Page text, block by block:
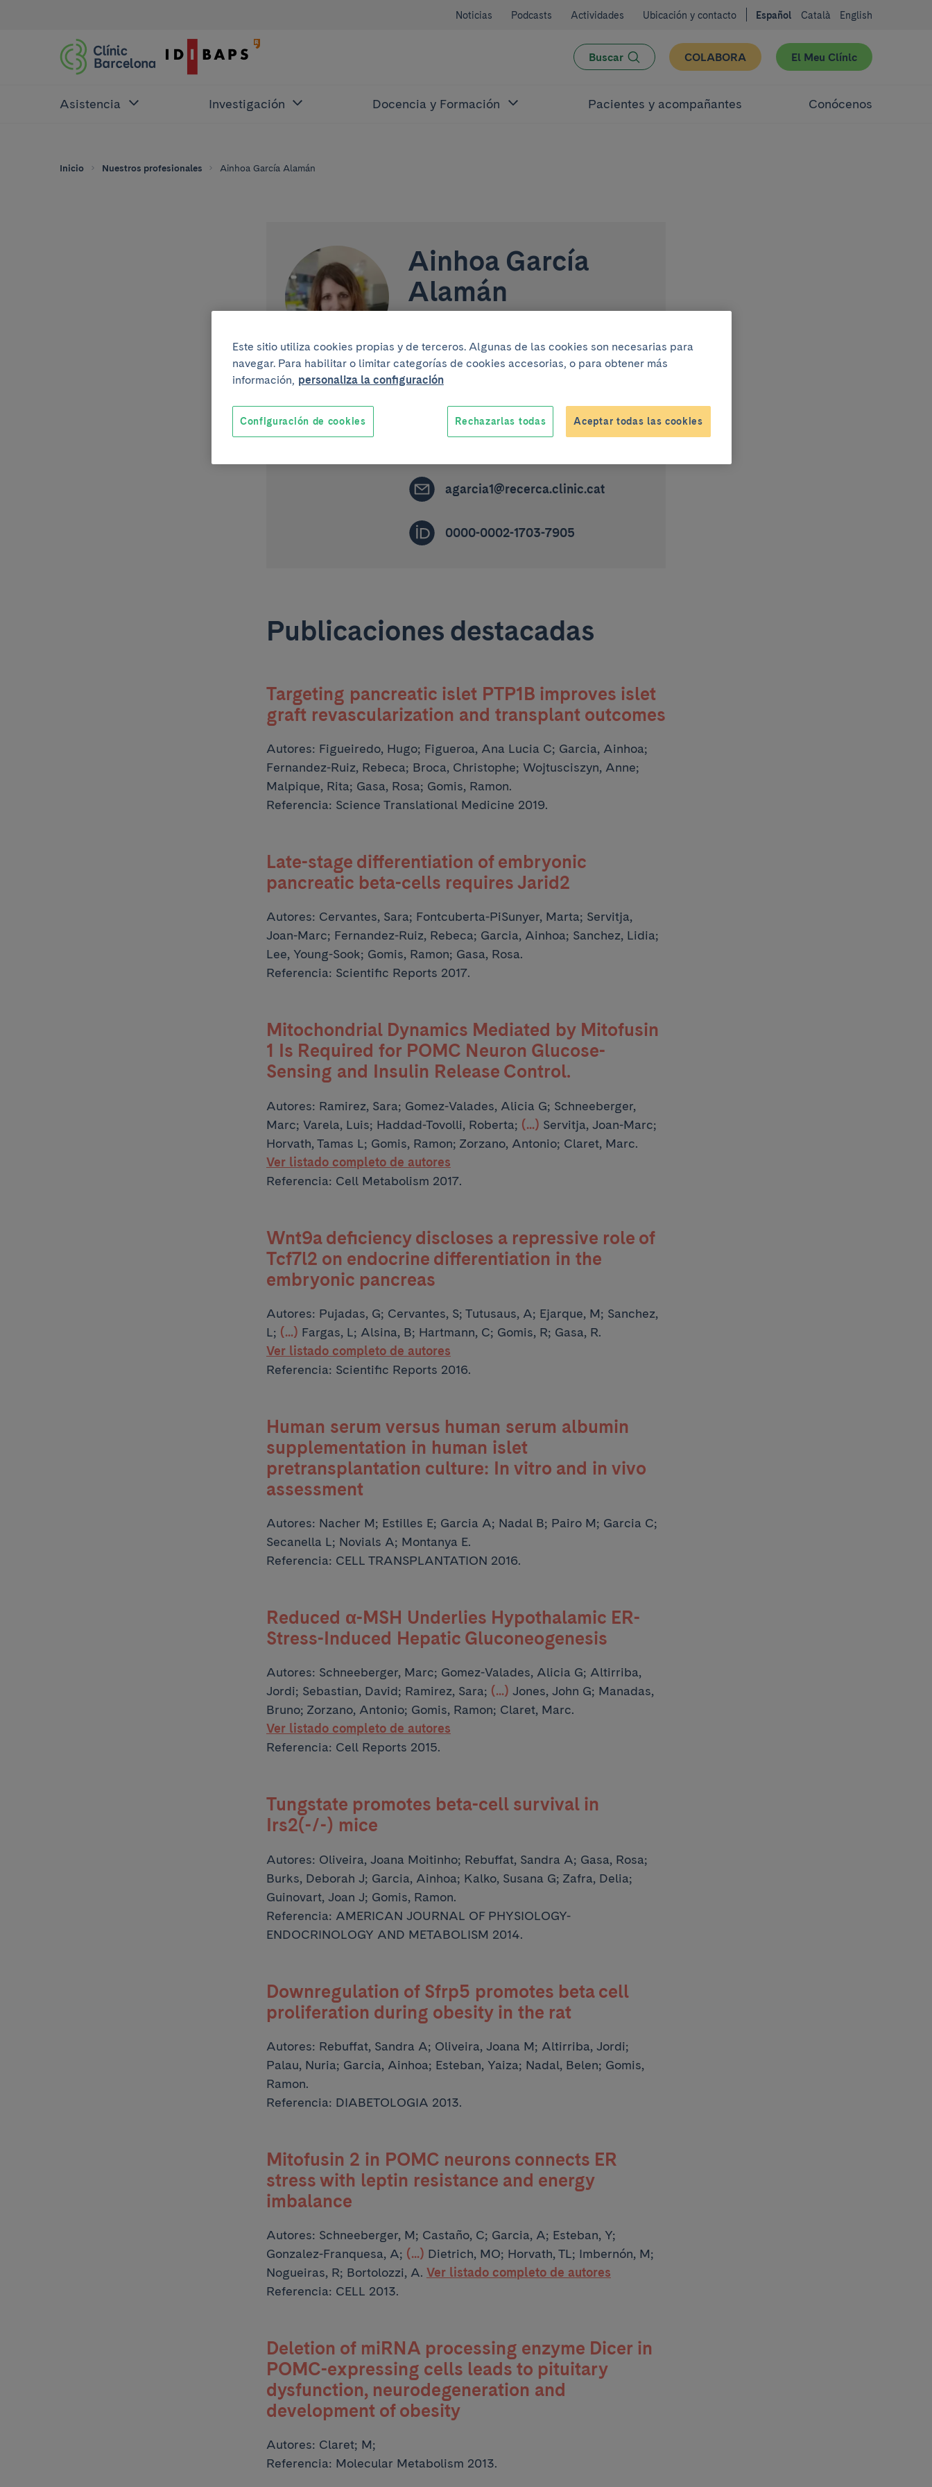
Noticias Podcasts Actividades Ubicación y contacto Español Català English
Buscar COLABORA El Meu Clínic
Asistencia Investigación Docencia y Formación Pacientes y acompañantes Conócenos
Inicio Nuestros profesionales Ainhoa García Alamán
Ainhoa García
Alamán
Grupo de investigación
lípidos y obesidad
agarcia1@recerca.clinic.cat
0000-0002-1703-7905
Publicaciones destacadas
Targeting pancreatic islet PTP1B improves islet
graft revascularization and transplant outcomes
Autores: Figueiredo, Hugo; Figueroa, Ana Lucia C; Garcia, Ainhoa;
Fernandez-Ruiz, Rebeca; Broca, Christophe; Wojtusciszyn, Anne;
Malpique, Rita; Gasa, Rosa; Gomis, Ramon.
Referencia: Science Translational Medicine 2019.
Late-stage differentiation of embryonic
pancreatic beta-cells requires Jarid2
Autores: Cervantes, Sara; Fontcuberta-PiSunyer, Marta; Servitja,
Joan-Marc; Fernandez-Ruiz, Rebeca; Garcia, Ainhoa; Sanchez, Lidia;
Lee, Young-Sook; Gomis, Ramon; Gasa, Rosa.
Referencia: Scientific Reports 2017.
Mitochondrial Dynamics Mediated by Mitofusin
1 Is Required for POMC Neuron Glucose-
Sensing and Insulin Release Control.
Autores: Ramirez, Sara; Gomez-Valades, Alicia G; Schneeberger,
Marc; Varela, Luis; Haddad-Tovolli, Roberta; (...) Servitja, Joan-Marc;
Horvath, Tamas L; Gomis, Ramon; Zorzano, Antonio; Claret, Marc.
Ver listado completo de autores
Referencia: Cell Metabolism 2017.
Wnt9a deficiency discloses a repressive role of
Tcf7l2 on endocrine differentiation in the
embryonic pancreas
Autores: Pujadas, G; Cervantes, S; Tutusaus, A; Ejarque, M; Sanchez,
L; (...) Fargas, L; Alsina, B; Hartmann, C; Gomis, R; Gasa, R.
Ver listado completo de autores
Referencia: Scientific Reports 2016.
Human serum versus human serum albumin
supplementation in human islet
pretransplantation culture: In vitro and in vivo
assessment
Autores: Nacher M; Estilles E; Garcia A; Nadal B; Pairo M; Garcia C;
Secanella L; Novials A; Montanya E.
Referencia: CELL TRANSPLANTATION 2016.
Reduced α-MSH Underlies Hypothalamic ER-
Stress-Induced Hepatic Gluconeogenesis
Autores: Schneeberger, Marc; Gomez-Valades, Alicia G; Altirriba,
Jordi; Sebastian, David; Ramirez, Sara; (...) Jones, John G; Manadas,
Bruno; Zorzano, Antonio; Gomis, Ramon; Claret, Marc.
Ver listado completo de autores
Referencia: Cell Reports 2015.
Tungstate promotes beta-cell survival in
Irs2(-/-) mice
Autores: Oliveira, Joana Moitinho; Rebuffat, Sandra A; Gasa, Rosa;
Burks, Deborah J; Garcia, Ainhoa; Kalko, Susana G; Zafra, Delia;
Guinovart, Joan J; Gomis, Ramon.
Referencia: AMERICAN JOURNAL OF PHYSIOLOGY-
ENDOCRINOLOGY AND METABOLISM 2014.
Downregulation of Sfrp5 promotes beta cell
proliferation during obesity in the rat
Autores: Rebuffat, Sandra A; Oliveira, Joana M; Altirriba, Jordi;
Palau, Nuria; Garcia, Ainhoa; Esteban, Yaiza; Nadal, Belen; Gomis,
Ramon.
Referencia: DIABETOLOGIA 2013.
Mitofusin 2 in POMC neurons connects ER
stress with leptin resistance and energy
imbalance
Autores: Schneeberger, M; Castaño, C; Garcia, A; Esteban, Y;
Gonzalez-Franquesa, A; (...) Dietrich, MO; Horvath, TL; Imbernón, M;
Nogueiras, R; Bortolozzi, A. Ver listado completo de autores
Referencia: CELL 2013.
Deletion of miRNA processing enzyme Dicer in
POMC-expressing cells leads to pituitary
dysfunction, neurodegeneration and
development of obesity
Autores: Claret; M;
Referencia: Molecular Metabolism 2013.
Este sitio utiliza cookies propias y de terceros. Algunas de las cookies son necesarias para
navegar. Para habilitar o limitar categorías de cookies accesorias, o para obtener más
información, personaliza la configuración
Rechazarlas todas Aceptar todas las cookies
Configuración de cookies